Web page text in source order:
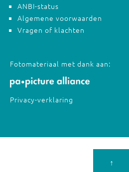
ANBI-status
Algemene voorwaarden
Vragen of klachten
Fotomateriaal met dank aan:
Privacy-verklaring
↑